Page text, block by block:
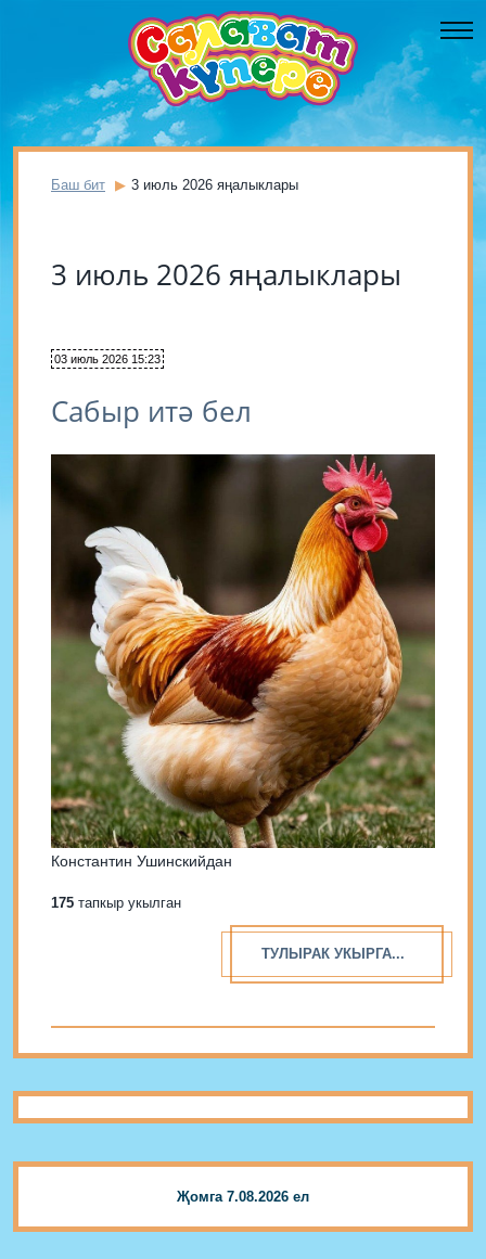
Баш бит 3 июль 2026 яңалыклары
3 июль 2026 яңалыклары
03 июль 2026 15:23
Сабыр итә бел
Константин Ушинскийдан
175 тапкыр укылган
ТУЛЫРАК УКЫРГА...
Җомга 7.08.2026 ел